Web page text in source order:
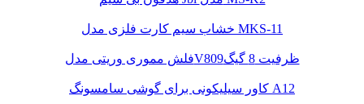
خشاب سیم کارت فلزی مدل MKS-11
فلش مموری وریتی مدلV809ظرفیت 8 گیگ
کاور سیلیکونی برای گوشی سامسونگ A12